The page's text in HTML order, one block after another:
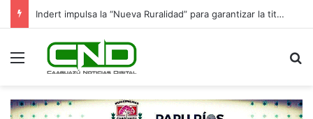
Indert impulsa la “Nueva Ruralidad” para garantizar la titulación de tierras a familias campesinas.
Menú